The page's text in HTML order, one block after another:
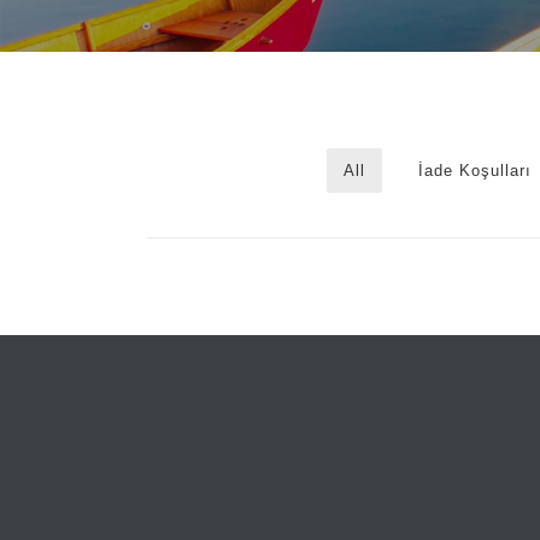
All İade Koşulları